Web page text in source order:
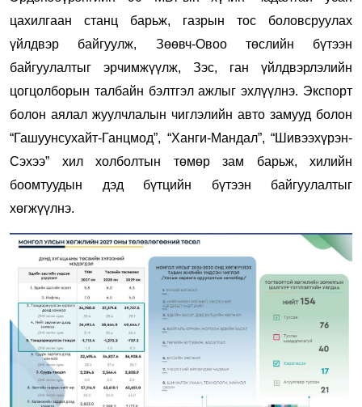
цахилгаан станц барьж, газрын тос боловсруулах
үйлдвэр байгуулж, Зөөвч-Овоо төслийн бүтээн
байгуулалтыг эрчимжүүлж, Зэс, ган үйлдвэрлэлийн
цогцолборын талбайн бэлтгэл ажлыг эхлүүлнэ. Экспорт
болон аялал жуулчлалын чиглэлийн авто замууд болон
“Гашуунсухайт-Ганцмод”, “Ханги-Мандал”, “Шивээхүрэн-
Сэхээ” хил холболтын төмөр зам барьж, хилийн
боомтуудын дэд бүтцийн бүтээн байгуулалтыг
хөгжүүлнэ.